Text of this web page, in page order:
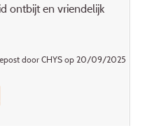
ontbijt en vriendelijk
door CHYS op 20/09/2025